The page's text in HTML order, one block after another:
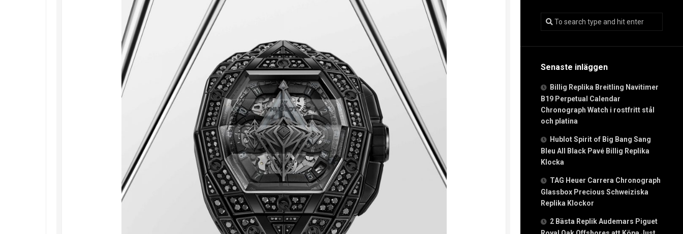
Senaste inläggen
Billig Replika Breitling Navitimer
B19 Perpetual Calendar
Chronograph Watch i rostfritt stål
och platina
Hublot Spirit of Big Bang Sang
Bleu All Black Pavé Billig Replika
Klocka
TAG Heuer Carrera Chronograph
Glassbox Precious Schweiziska
Replika Klockor
2 Bästa Replik Audemars Piguet